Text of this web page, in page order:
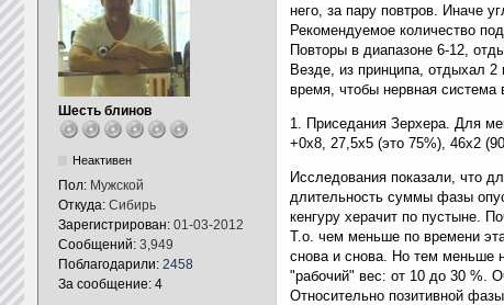
Шесть блинов
Неактивен
Пол: Мужской
Откуда: Сибирь
Зарегистрирован: 01-03-2012
Сообщений: 3,949
Поблагодарили: 2458
За сообщение: 4
него, за пару повтров. Иначе
Рекомендуемое количество
Повторы в диапазоне 6-12,
Везде, из принципа, отдыхал
время, чтобы нервная система
1. Приседания Зерхера. Для
+0х8, 27,5х5 (это 75%), 46х2
Исследования показали, что
длительность суммы фазы
кенгуру херачит по пустыне.
Т.о. чем меньше по времени
снова и снова. Но тем меньше
"рабочий" вес: от 10 до 30 %.
Относительно позитивной